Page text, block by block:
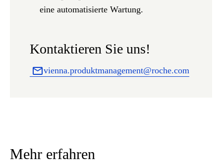
eine automatisierte Wartung.
Kontaktieren Sie uns!
vienna.produktmanagement@roche.com
Mehr erfahren